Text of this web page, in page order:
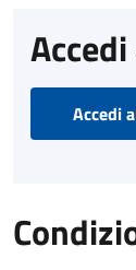
Accedi